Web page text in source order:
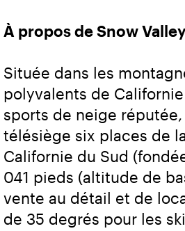
À propos de Snow Valley
Située dans les
polyvalents de
sports de neige
télésiège six places de
Californie du Sud
041 pieds (altitude de
vente au détail et de
de 35 degrés pour les